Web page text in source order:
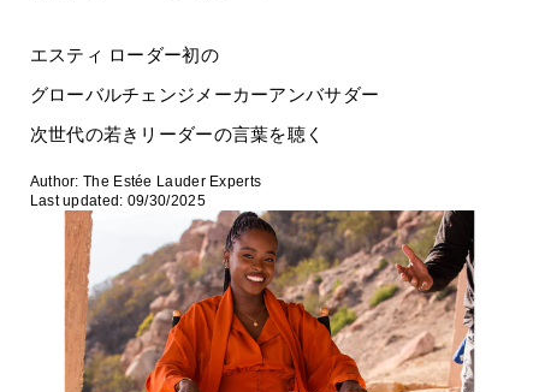
エスティ ローダー初の
グローバルチェンジメーカーアンバサダー
次世代の若きリーダーの言葉を聴く
Author: The Estée Lauder Experts
Last updated: 09/30/2025